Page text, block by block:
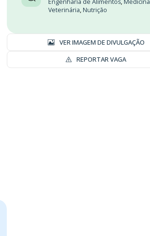
Engenharia de Alimentos, Medicina
Veterinária, Nutrição
VER IMAGEM DE DIVULGAÇÃO
REPORTAR VAGA